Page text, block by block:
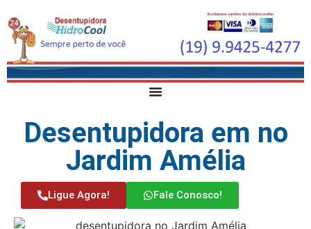
Desentupidora em no
Jardim Amélia
Ligue Agora! Fale Conosco!